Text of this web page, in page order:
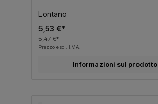
Lontano
5,53 €*
5,47 €*
Prezzo escl. I.V.A.
Informazioni sul prodotto